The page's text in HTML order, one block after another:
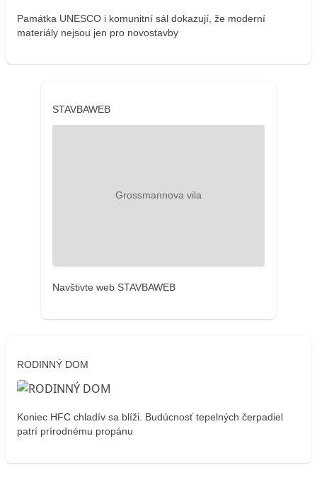
Památka UNESCO i komunitní sál dokazují, že moderní
materiály nejsou jen pro novostavby
STAVBAWEB
Navštivte web STAVBAWEB
RODINNÝ DOM
Koniec HFC chladív sa blíži. Budúcnosť tepelných čerpadiel
patrí prírodnému propánu